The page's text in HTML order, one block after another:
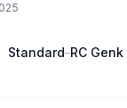
Standard–RC Genk